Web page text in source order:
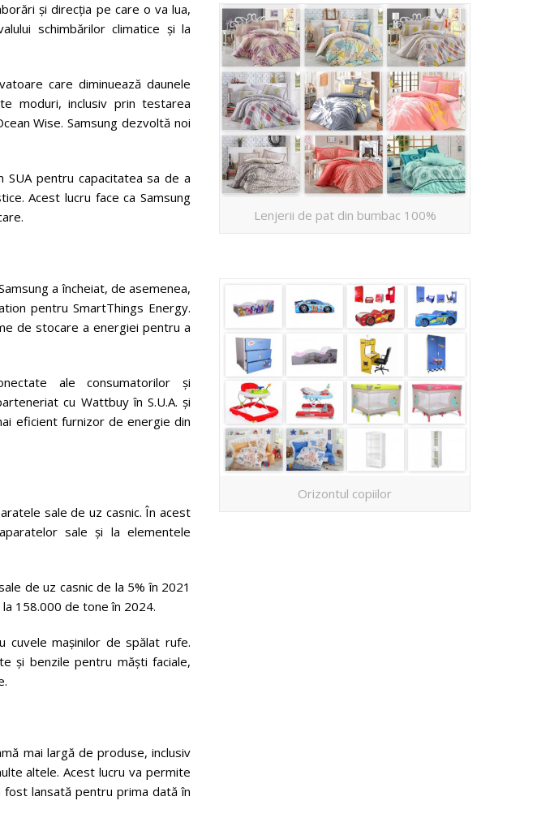
și direcția pe care o va lua,
schimbărilor climatice și la
care diminuează daunele
moduri, inclusiv prin testarea
Wise. Samsung dezvoltă noi
pentru capacitatea sa de a
Acest lucru face ca Samsung
a încheiat, de asemenea,
pentru SmartThings Energy.
de stocare a energiei pentru a
ale consumatorilor și
cu Wattbuy în S.U.A. și
eficient furnizor de energie din
sale de uz casnic. În acest
sale și la elementele
de uz casnic de la 5% în 2021
158.000 de tone în 2024.
cuvele mașinilor de spălat rufe.
și benzile pentru măști faciale,
mai largă de produse, inclusiv
altele. Acest lucru va permite
lansată pentru prima dată în
Lenjerii de pat din bumbac 100%
Orizontul copiilor